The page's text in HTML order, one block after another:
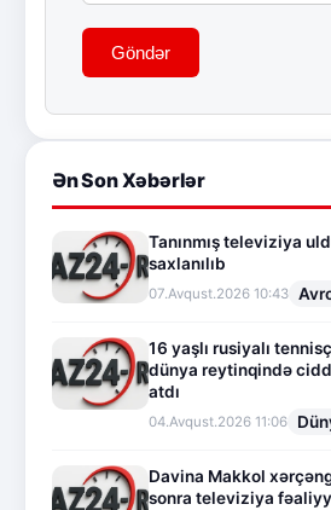
Göndər
Ən Son Xəbərlər
Tanınmış televiziya
saxlanılıb
07.Avqust.2026 10:43
16 yaşlı rusiyalı
dünya reytinqində
atdı
04.Avqust.2026 11:06
Davina Makkol
sonra televiziya